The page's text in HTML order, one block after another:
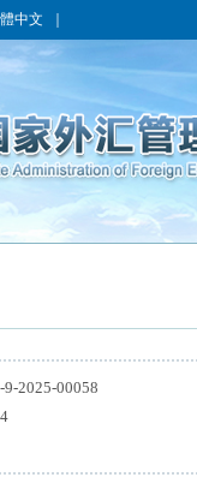
中文
2025-00058